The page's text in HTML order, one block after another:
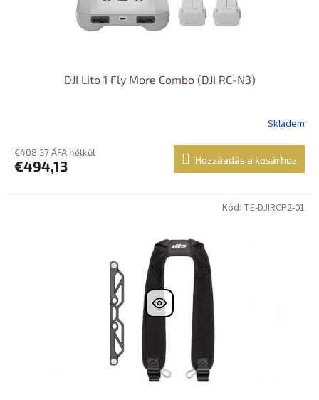
DJI Lito 1 Fly More Combo (DJI RC-N3)
Skladem
€408,37 ÁFA nélkül
€494,13 Hozzáadás a kosárhoz
Kód: TE-DJIRCP2-01